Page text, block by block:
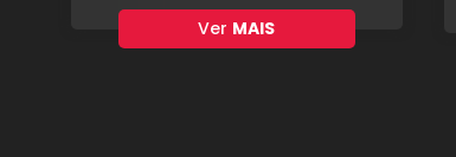
Ver MAIS